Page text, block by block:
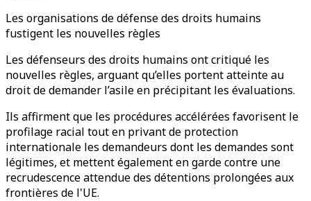
Les organisations de défense des droits humains
fustigent les nouvelles règles
Les défenseurs des droits humains ont critiqué les
nouvelles règles, arguant qu’elles portent atteinte au
droit de demander l’asile en précipitant les évaluations.
Ils affirment que les procédures accélérées favorisent le
profilage racial tout en privant de protection
internationale les demandeurs dont les demandes sont
légitimes, et mettent également en garde contre une
recrudescence attendue des détentions prolongées aux
frontières de l'UE.